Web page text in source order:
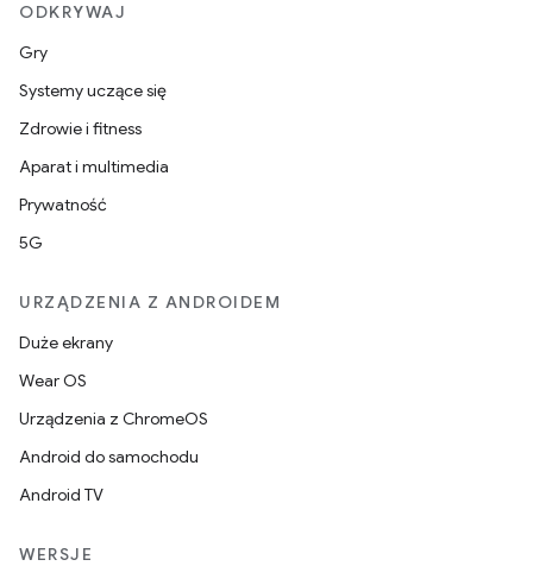
ODKRYWAJ
Gry
Systemy uczące się
Zdrowie i fitness
Aparat i multimedia
Prywatność
5G
URZĄDZENIA Z ANDROIDEM
Duże ekrany
Wear OS
Urządzenia z ChromeOS
Android do samochodu
Android TV
WERSJE